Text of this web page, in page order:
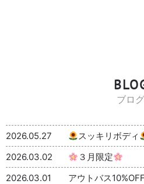
ブログ
2026.05.27
スッキリボディ
2026.03.02
３月限定
2026.03.01
アウトバス